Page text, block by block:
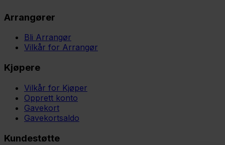
Arrangører
Bli Arrangør
Vilkår for Arrangør
Kjøpere
Vilkår for Kjøper
Opprett konto
Gavekort
Gavekortsaldo
Kundestøtte